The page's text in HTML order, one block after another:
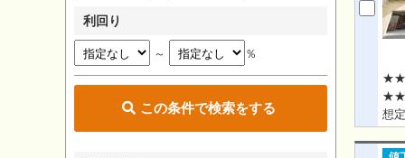
想
利回り
～ ％
この条件で検索をする